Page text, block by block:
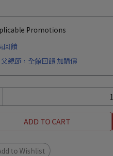
Promotions
回饋
親節，全館回饋 加購價
ADD TO CART
to Wishlist